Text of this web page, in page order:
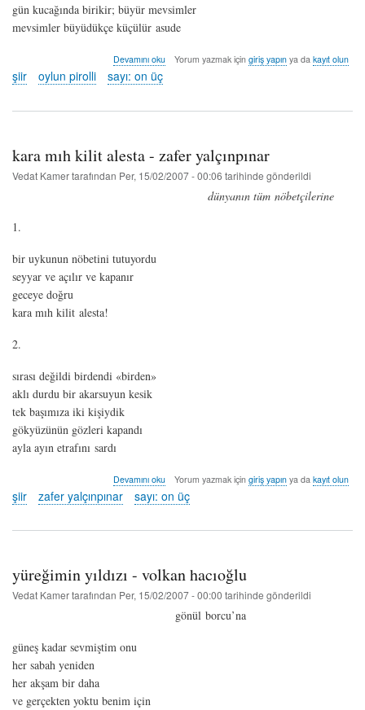
gün kucağında birikir; büyür mevsimler
mevsimler büyüdükçe küçülür asude
asude
oylun
hakkında
Devamını oku Yorum yazmak için giriş yapınya da kayıt olun
şiir oylun pirolli sayı: on üç
kara mıh kilit alesta - zafer yalçınpınar
Vedat Kamertarafından Per, 15/02/2007 - 00:06 tarihinde gönderildi
dünyanın tüm nöbetçilerine
1.
bir uykunun nöbetini tutuyordu
seyyar ve açılır ve kapanır
geceye doğru
kara mıh kilit alesta!
2.
sırası değildi birdendi «birden»
aklı durdu bir akarsuyun kesik
tek başımıza iki kişiydik
gökyüzünün gözleri kapandı
ayla ayın etrafını sardı
kara
kilit
-
hakkında
Devamını oku Yorum yazmak için giriş yapınya da kayıt olun
şiir zafer yalçınpınar sayı: on üç
yüreğimin yıldızı - volkan hacıoğlu
Vedat Kamertarafından Per, 15/02/2007 - 00:00 tarihinde gönderildi
gönül borcu’na
güneş kadar sevmiştim onu
her sabah yeniden
her akşam bir daha
ve gerçekten yoktu benim için